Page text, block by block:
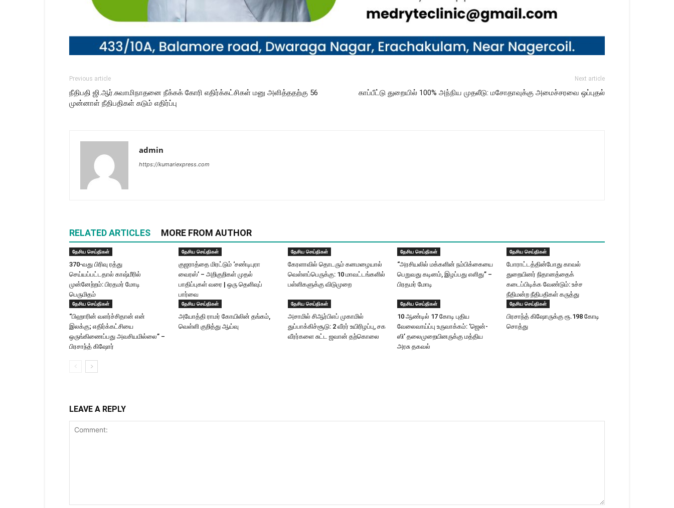
Previous article
நீதிபதி ஜி.ஆர்.சுவாமிநாதனை நீக்கக் கோரி எதிர்க்கட்சிகள் மனு அளித்ததற்கு 56
முன்னாள் நீதிபதிகள் கடும் எதிர்ப்பு
Next article
காப்பீட்டு துறையில் 100% அந்நிய முதலீடு: மசோதாவுக்கு அமைச்சரவை ஒப்புதல்
admin
https://kumariexpress.com
RELATED ARTICLES MORE FROM AUTHOR
தேசிய செய்திகள்
370-வது பிரிவு ரத்து
செய்யப்பட்டதால் காஷ்மீரில்
முன்னேற்றம்: பிரதமர் மோடி
பெருமிதம்
தேசிய செய்திகள்
குஜராத்தை மிரட்டும் ‘சண்டிபுரா
வைரஸ்’ – அறிகுறிகள் முதல்
பாதிப்புகள் வரை | ஒரு தெளிவுப்
பார்வை
தேசிய செய்திகள்
கேரளாவில் தொடரும் கனமழையால்
வெள்ளப்பெருக்கு: 10 மாவட்டங்களில்
பள்ளிகளுக்கு விடுமுறை
தேசிய செய்திகள்
“அரசியலில் மக்களின் நம்பிக்கையை
பெறுவது கடினம், இழப்பது எளிது” –
பிரதமர் மோடி
தேசிய செய்திகள்
போராட்டத்தின்போது காவல்
துறையினர் நிதானத்தைக்
கடைப்பிடிக்க வேண்டும்: உச்ச
நீதிமன்ற நீதிபதிகள் கருத்து
தேசிய செய்திகள்
“பிஹாரின் வளர்ச்சிதான் என்
இலக்கு; எதிர்க்கட்சியை
ஒருங்கிணைப்பது அவசியமில்லை” –
பிரசாந்த் கிஷோர்
தேசிய செய்திகள்
அயோத்தி ராமர் கோயிலின் தங்கம்,
வெள்ளி குறித்து ஆய்வு
தேசிய செய்திகள்
அசாமில் சிஆர்பிஎப் முகாமில்
துப்பாக்கிச்சூடு: 2 வீரர் உயிரிழப்பு, சக
வீரர்களை சுட்ட ஜவான் தற்கொலை
தேசிய செய்திகள்
10 ஆண்டில் 17 கோடி புதிய
வேலைவாய்ப்பு உருவாக்கம்: ‘ஜென்-
ஸி’ தலைமுறையினருக்கு மத்திய
அரசு தகவல்
தேசிய செய்திகள்
பிரசாந்த் கிஷோருக்கு ரூ.198 கோடி
சொத்து
LEAVE A REPLY